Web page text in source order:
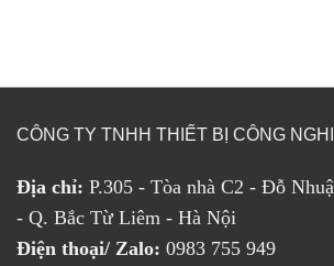
CÔNG TY TNHH THIẾT BỊ CÔNG
Địa chỉ: P.305 - Tòa nhà C2 - Đỗ
- Q. Bắc Từ Liêm - Hà Nội
Điện thoại/ Zalo: 0983 755 949